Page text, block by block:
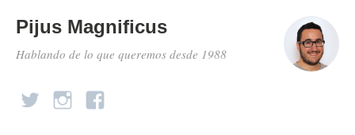
Pijus Magnificus
Hablando de lo que queremos desde 1988